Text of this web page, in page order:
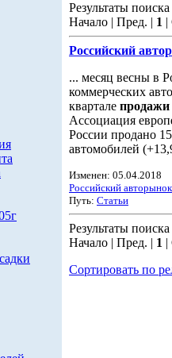
Результаты
Начало | Пред. | 1 |
Российский
... месяц весны в
коммерческих
квартале продажи
Ассоциация
России продано
автомобилей
Изменен: 05.04.2018
Российский авторынок
Путь: Статьи
Результаты
Начало | Пред. | 1 |
Сортировать по